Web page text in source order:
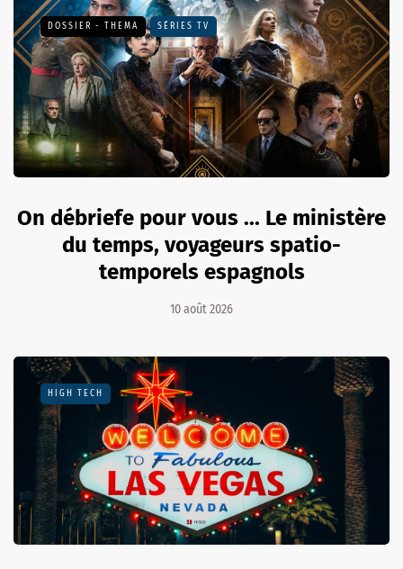
DOSSIER - THEMA SÉRIES TV
On débriefe pour vous ... Le ministère
du temps, voyageurs spatio-
temporels espagnols
10 août 2026
HIGH TECH